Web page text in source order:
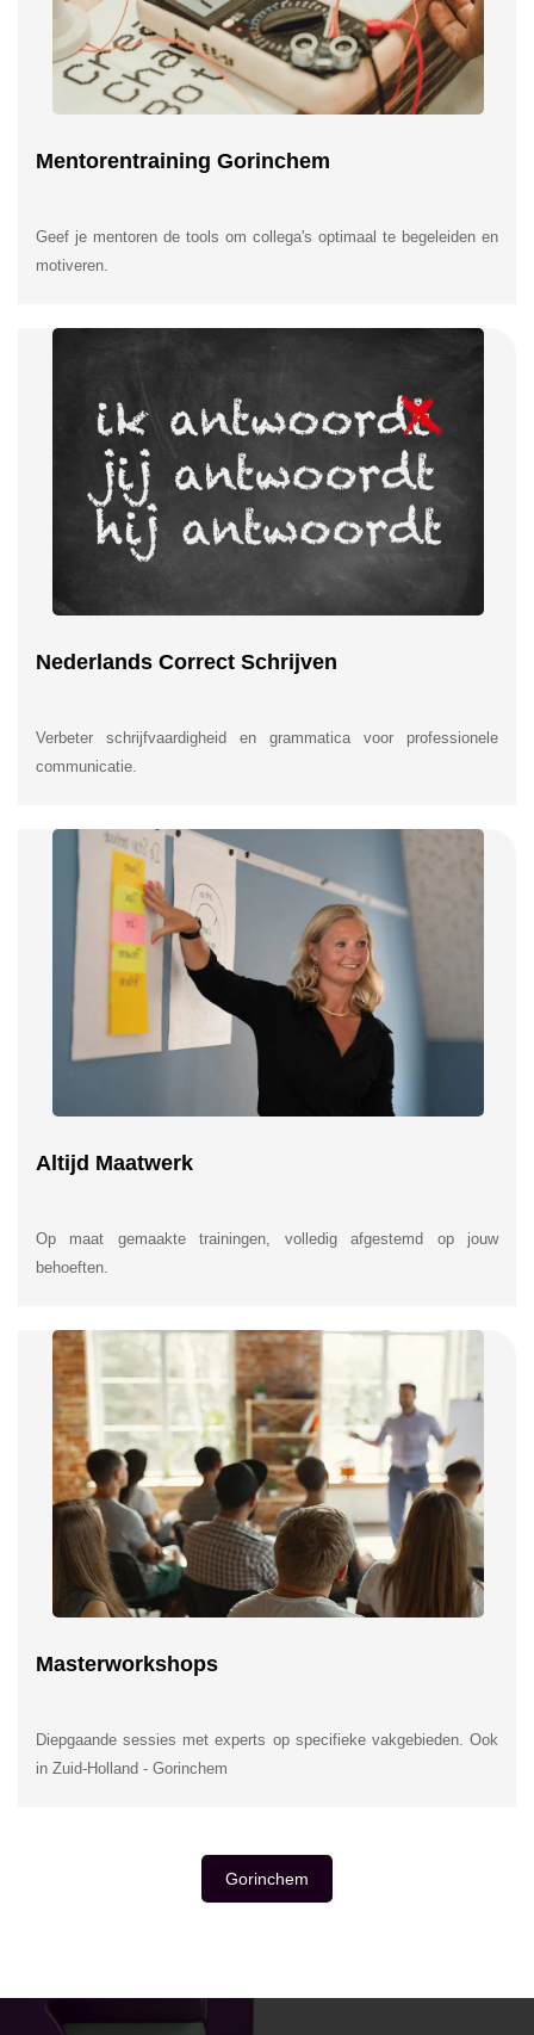
Mentorentraining Gorinchem
Geef je mentoren de tools om collega's optimaal te begeleiden en
motiveren.
Nederlands Correct Schrijven
Verbeter schrijfvaardigheid en grammatica voor professionele
communicatie.
Altijd Maatwerk
Op maat gemaakte trainingen, volledig afgestemd op jouw
behoeften.
Masterworkshops
Diepgaande sessies met experts op specifieke vakgebieden. Ook
in Zuid-Holland - Gorinchem
Gorinchem
INSIDE INFORMATIE